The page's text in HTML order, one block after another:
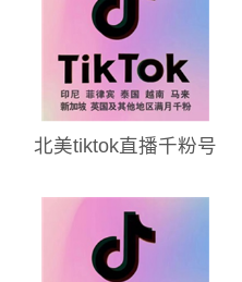
北美tiktok直播千粉号